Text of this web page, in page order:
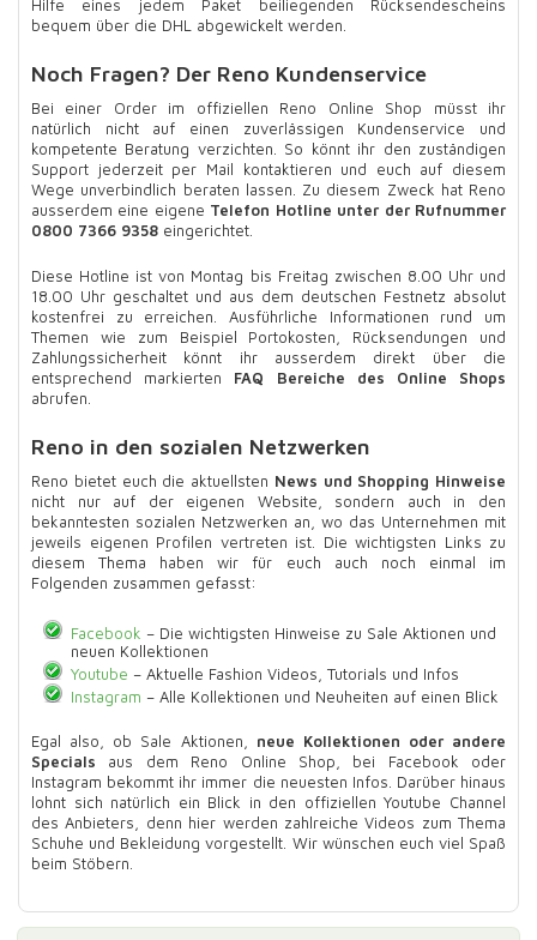
Hilfe eines jedem Paket beiliegenden Rücksendescheins
bequem über die DHL abgewickelt werden.
Noch Fragen? Der Reno Kundenservice
Bei einer Order im offiziellen Reno Online Shop müsst ihr
natürlich nicht auf einen zuverlässigen Kundenservice und
kompetente Beratung verzichten. So könnt ihr den zuständigen
Support jederzeit per Mail kontaktieren und euch auf diesem
Wege unverbindlich beraten lassen. Zu diesem Zweck hat Reno
ausserdem eine eigene Telefon Hotline unter der Rufnummer
0800 7366 9358 eingerichtet.
Diese Hotline ist von Montag bis Freitag zwischen 8.00 Uhr und
18.00 Uhr geschaltet und aus dem deutschen Festnetz absolut
kostenfrei zu erreichen. Ausführliche Informationen rund um
Themen wie zum Beispiel Portokosten, Rücksendungen und
Zahlungssicherheit könnt ihr ausserdem direkt über die
entsprechend markierten FAQ Bereiche des Online Shops
abrufen.
Reno in den sozialen Netzwerken
Reno bietet euch die aktuellsten News und Shopping Hinweise
nicht nur auf der eigenen Website, sondern auch in den
bekanntesten sozialen Netzwerken an, wo das Unternehmen mit
jeweils eigenen Profilen vertreten ist. Die wichtigsten Links zu
diesem Thema haben wir für euch auch noch einmal im
Folgenden zusammen gefasst:
Facebook – Die wichtigsten Hinweise zu Sale Aktionen und
neuen Kollektionen
Youtube – Aktuelle Fashion Videos, Tutorials und Infos
Instagram – Alle Kollektionen und Neuheiten auf einen Blick
Egal also, ob Sale Aktionen, neue Kollektionen oder andere
Specials aus dem Reno Online Shop, bei Facebook oder
Instagram bekommt ihr immer die neuesten Infos. Darüber hinaus
lohnt sich natürlich ein Blick in den offiziellen Youtube Channel
des Anbieters, denn hier werden zahlreiche Videos zum Thema
Schuhe und Bekleidung vorgestellt. Wir wünschen euch viel Spaß
beim Stöbern.